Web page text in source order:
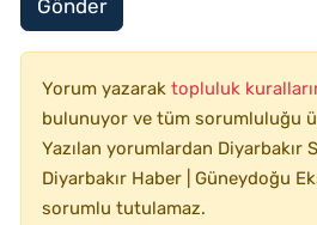
Gönder
Yorum yazarak topluluk
bulunuyor ve tüm sorumluluğu
Yazılan yorumlardan Diyarbakır
Diyarbakır Haber | Güneydoğu
sorumlu tutulamaz.